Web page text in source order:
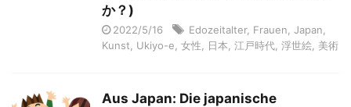
か？)
2022/5/16 Edozeitalter, Frauen Japan
Kunst
Ukiyo-e 女性 日本 江戸時代 浮世絵 美術
Aus Japan: Die japanische